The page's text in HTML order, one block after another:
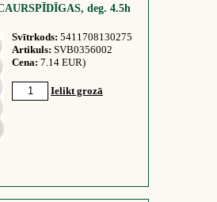
deg. 4.5h
Svītrkods: 5411708130275
Artikuls: SVB0356002
Cena: 7.14 EUR)
Ielikt grozā